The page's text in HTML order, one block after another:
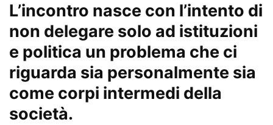
L’incontro nasce con l’intento di
non delegare solo ad istituzioni
e politica un problema che ci
riguarda sia personalmente sia
come corpi intermedi della
società.